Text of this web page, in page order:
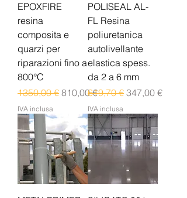
EPOXFIRE
resina
composita e
quarzi per
riparazioni fino a
800°C
Prezzo regolare
1350,00 € Prezzo scontato
810,00 €
IVA inclusa
POLISEAL AL-
FL Resina
poliuretanica
autolivellante
elastica spess.
da 2 a 6 mm
Prezzo regolare
619,70 € Prezzo scontato
347,00 €
IVA inclusa